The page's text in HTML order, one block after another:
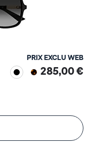
PRIX EXCLU WEB
285,00 €